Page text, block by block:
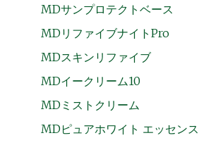
MDサンプロテクトベース
MDリファイブナイトPro
MDスキンリファイブ
MDイークリーム10
MDミストクリーム
MDピュアホワイト エッセンス